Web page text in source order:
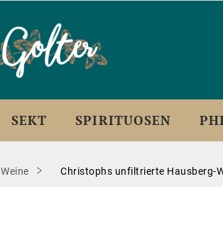
SEKT SPIRITUOSEN
Weine Christophs unfiltrierte Hausberg-